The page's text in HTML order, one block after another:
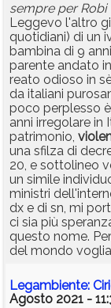
sempre per Robi
Leggevo l'altro
quotidiani) di un
bambina di 9
parente andato
reato odioso in
da italiani
poco perplesso
anni irregolare in
patrimonio,
una sfilza di
20, e sottolineo
un simile
ministri
dx e di sn, mi
ci sia più
questo nome.
del mondo
Legambiente:
Agosto 2021 -